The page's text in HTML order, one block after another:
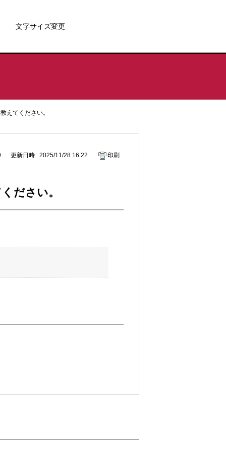
文字サイズ変更
えてください。
更新日時 : 2025/11/28 16:22 印刷
ださい。